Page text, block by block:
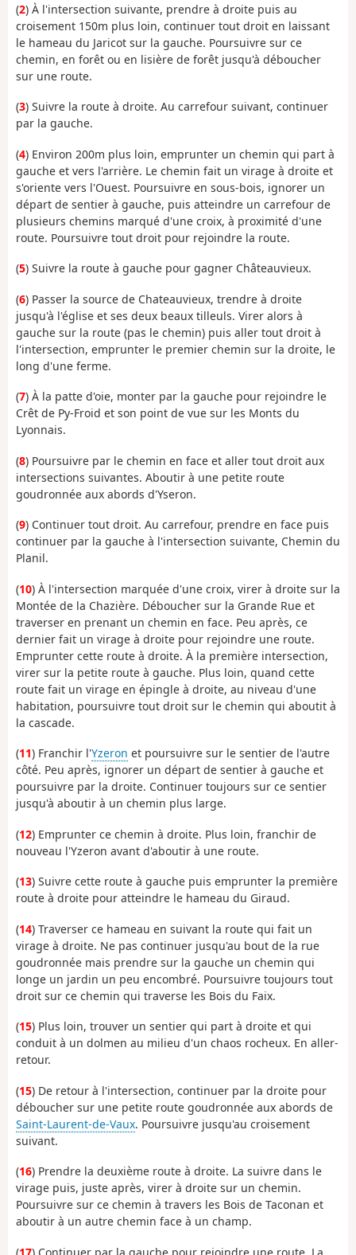
(2) À l'intersection suivante, prendre à droite puis au
croisement 150m plus loin, continuer tout droit en laissant
le hameau du Jaricot sur la gauche. Poursuivre sur ce
chemin, en forêt ou en lisière de forêt jusqu'à déboucher
sur une route.
(3) Suivre la route à droite. Au carrefour suivant, continuer
par la gauche.
(4) Environ 200m plus loin, emprunter un chemin qui part à
gauche et vers l'arrière. Le chemin fait un virage à droite et
s'oriente vers l'Ouest. Poursuivre en sous-bois, ignorer un
départ de sentier à gauche, puis atteindre un carrefour de
plusieurs chemins marqué d'une croix, à proximité d'une
route. Poursuivre tout droit pour rejoindre la route.
(5) Suivre la route à gauche pour gagner Châteauvieux.
(6) Passer la source de Chateauvieux, trendre à droite
jusqu'à l'église et ses deux beaux tilleuls. Virer alors à
gauche sur la route (pas le chemin) puis aller tout droit à
l'intersection, emprunter le premier chemin sur la droite, le
long d'une ferme.
(7) À la patte d'oie, monter par la gauche pour rejoindre le
Crêt de Py-Froid et son point de vue sur les Monts du
Lyonnais.
(8) Poursuivre par le chemin en face et aller tout droit aux
intersections suivantes. Aboutir à une petite route
goudronnée aux abords d'Yseron.
(9) Continuer tout droit. Au carrefour, prendre en face puis
continuer par la gauche à l'intersection suivante, Chemin du
Planil.
(10) À l'intersection marquée d'une croix, virer à droite sur la
Montée de la Chazière. Déboucher sur la Grande Rue et
traverser en prenant un chemin en face. Peu après, ce
dernier fait un virage à droite pour rejoindre une route.
Emprunter cette route à droite. À la première intersection,
virer sur la petite route à gauche. Plus loin, quand cette
route fait un virage en épingle à droite, au niveau d'une
habitation, poursuivre tout droit sur le chemin qui aboutit à
la cascade.
(11) Franchir l'Yzeron et poursuivre sur le sentier de l'autre
côté. Peu après, ignorer un départ de sentier à gauche et
poursuivre par la droite. Continuer toujours sur ce sentier
jusqu'à aboutir à un chemin plus large.
(12) Emprunter ce chemin à droite. Plus loin, franchir de
nouveau l'Yzeron avant d'aboutir à une route.
(13) Suivre cette route à gauche puis emprunter la première
route à droite pour atteindre le hameau du Giraud.
(14) Traverser ce hameau en suivant la route qui fait un
virage à droite. Ne pas continuer jusqu'au bout de la rue
goudronnée mais prendre sur la gauche un chemin qui
longe un jardin un peu encombré. Poursuivre toujours tout
droit sur ce chemin qui traverse les Bois du Faix.
(15) Plus loin, trouver un sentier qui part à droite et qui
conduit à un dolmen au milieu d'un chaos rocheux. En aller-
retour.
(15) De retour à l'intersection, continuer par la droite pour
déboucher sur une petite route goudronnée aux abords de
Saint-Laurent-de-Vaux. Poursuivre jusqu'au croisement
suivant.
(16) Prendre la deuxième route à droite. La suivre dans le
virage puis, juste après, virer à droite sur un chemin.
Poursuivre sur ce chemin à travers les Bois de Taconan et
aboutir à un autre chemin face à un champ.